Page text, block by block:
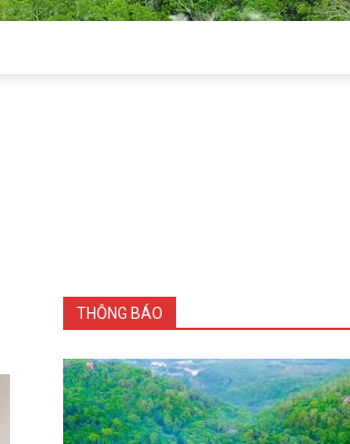
THÔNG BÁO